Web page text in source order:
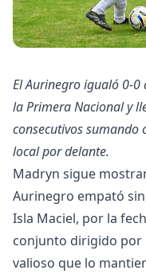
El Aurinegro igualó 0-0
la Primera Nacional y
consecutivos sumando
local por delante.
Madryn sigue
Aurinegro empató
Isla Maciel, por la
conjunto dirigido por
valioso que lo